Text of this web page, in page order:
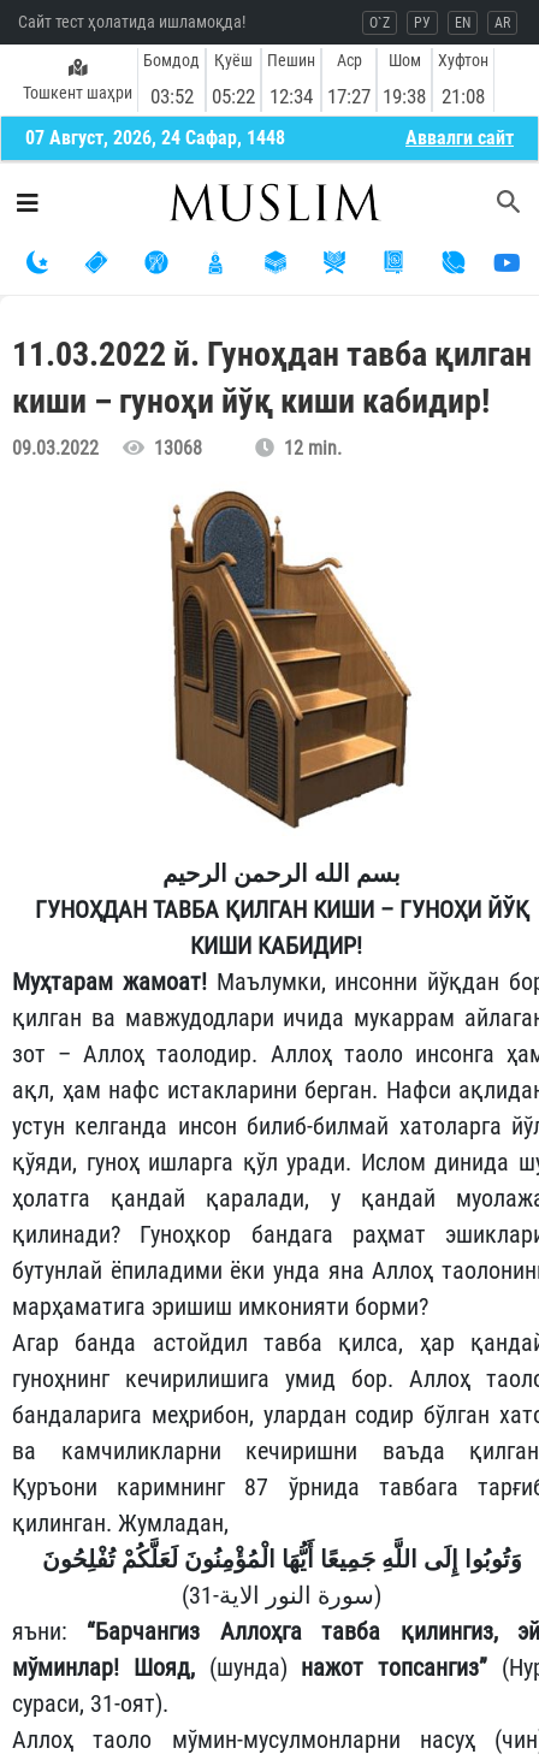
Сайт тест ҳолатида ишламоқда! O`Z РУ EN AR
Тошкент шаҳри
Бомдод
03:52
Қуёш
05:22
Пешин
12:34
Аср
17:27
Шом
19:38
Хуфтон
21:08
07 Август, 2026, 24 Сафар, 1448 Aввалги сайт
11.03.2022 й. Гуноҳдан тавба қилган
киши – гуноҳи йўқ киши кабидир!
09.03.2022 13068 12 min.
بسم الله الرحمن الرحيم
ГУНОҲДАН ТАВБА ҚИЛГАН КИШИ – ГУНОҲИ ЙЎҚ
КИШИ КАБИДИР!
Муҳтарам жамоат!Маълумки, инсонни йўқдан
қилган ва мавжудодлари ичида мукаррам
зот – Аллоҳ таолодир. Аллоҳ таоло инсонга
ақл, ҳам нафс истакларини берган. Нафси
устун келганда инсон билиб-билмай хатоларга
қўяди, гуноҳ ишларга қўл уради. Ислом динида
ҳолатга қандай қаралади, у қандай
қилинади? Гуноҳкор бандага раҳмат
бутунлай ёпиладими ёки унда яна Аллоҳ
марҳаматига эришиш имконияти борми?
Агар банда астойдил тавба қилса, ҳар
гуноҳнинг кечирилишига умид бор. Аллоҳ
бандаларига меҳрибон, улардан содир бўлган
ва камчиликларни кечиришни ваъда
Қуръони каримнинг 87 ўрнида тавбага
қилинган. Жумладан,
وَتُوبُوا إِلَى اللَّهِ جَمِيعًا أَيُّهَا الْمُؤْمِنُونَ لَعَلَّكُمْ تُفْلِحُونَ
(سورة النور الاية-31)
яъни: “Барчангиз Аллоҳга тавба қилингиз,
мўминлар! Шояд, (шунда) нажот топсангиз”
сураси, 31-оят).
Аллоҳ таоло мўмин-мусулмонларни насуҳ